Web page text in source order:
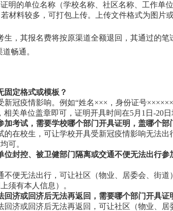
明的单位名称（学校名称、社区名称、工作单
材料较多，可打包上传。上传文件格式为图片
，其报名费将按原渠道全额退回，其通过的笔
畅通。
固定格式或模板？
冠疫情影响。例如“姓名×××，身份证号
关单位盖章即可，证明开具时间在5月1日-20日
考试，需要学校哪个部门开具证明，盖哪个部
在校生，可让学校开具受新冠疫情影响无法出
可。
位封控、被卫健部门隔离或交通不便无法出行
便无法出行，可让社区（物业、居委会、街道
须有本人信息）。
济或回济后无法再返回，需要哪个部门开具证
济或回济后无法再返回，可让社区（物业、居